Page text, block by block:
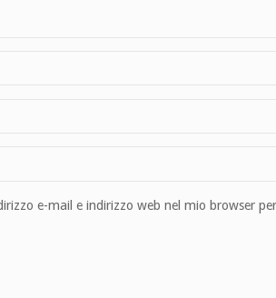
e-mail e indirizzo web nel mio browser